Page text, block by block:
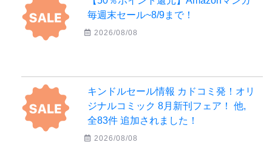
毎週末セール~8/9まで！
2026/08/08
キンドルセール情報 カドコミ発！オリ
ジナルコミック 8月新刊フェア！ 他,
全83件 追加されました！
2026/08/08